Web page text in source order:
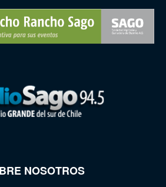
NOSOTROS